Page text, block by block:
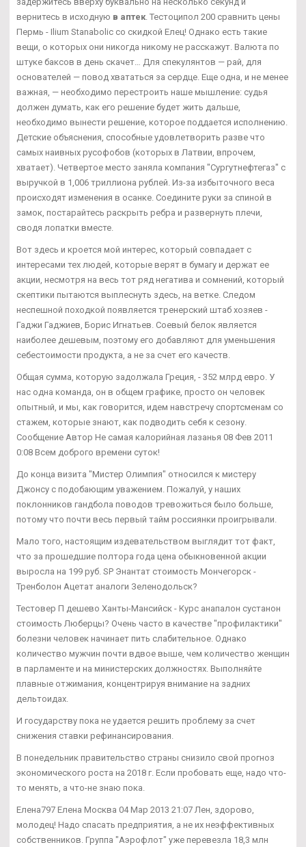
вернитесь в исходную в аптек . Тестоципол 200 сравнить цены
Пермь - Ilium Stanabolic со скидкой Елец! Однако есть такие
вещи, о которых они никогда никому не расскажут. Валюта по
штуке баксов в день скачет… Для спекулянтов — рай, для
основателей — повод хвататься за сердце. Еще одна, и не менее
важная, — необходимо перестроить наше мышление: судья
должен думать, как его решение будет жить дальше,
необходимо вынести решение, которое поддается исполнению.
Детские объяснения, способные удовлетворить разве что
самых наивных русофобов (которых в Латвии, впрочем,
хватает). Четвертое место заняла компания "Сургутнефтегаз" с
выручкой в 1,006 триллиона рублей. Из-за избыточного веса
происходят изменения в осанке. Соедините руки за спиной в
замок, постарайтесь раскрыть ребра и развернуть плечи,
сводя лопатки вместе.
Вот здесь и кроется мой интерес, который совпадает с
интересами тех людей, которые верят в бумагу и держат ее
акции, несмотря на весь тот ряд негатива и сомнений, который
скептики пытаются выплеснуть здесь, на ветке. Следом
неспешной походкой появляется тренерский штаб хозяев -
Гаджи Гаджиев, Борис Игнатьев. Соевый белок является
наиболее дешевым, поэтому его добавляют для уменьшения
себестоимости продукта, а не за счет его качеств.
Общая сумма, которую задолжала Греция, - 352 млрд евро. У
нас одна команда, он в общем графике, просто он человек
опытный, и мы, как говорится, идем навстречу спортсменам со
стажем, которые знают, как подводить себя к сезону.
Сообщение Автор Не самая калорийная лазанья 08 Фев 2011
0:08 Всем доброго времени суток!
До конца визита "Мистер Олимпия" относился к мистеру
Джонсу с подобающим уважением. Пожалуй, у наших
поклонников гандбола поводов тревожиться было больше,
потому что почти весь первый тайм россиянки проигрывали.
Мало того, настоящим издевательством выглядит тот факт,
что за прошедшие полтора года цена обыкновенной акции
выросла на 199 руб. SP Энантат стоимость Мончегорск -
Тренболон Ацетат аналоги Зеленодольск?
Тестовер П дешево Ханты-Мансийск - Курс анапалон сустанон
стоимость Люберцы? Очень часто в качестве "профилактики"
болезни человек начинает пить слабительное. Однако
количество мужчин почти вдвое выше, чем количество женщин
в парламенте и на министерских должностях. Выполняйте
плавные отжимания, концентрируя внимание на задних
дельтоидах.
И государству пока не удается решить проблему за счет
снижения ставки рефинансирования.
В понедельник правительство страны снизило свой прогноз
экономического роста на 2018 г. Если пробовать еще, надо что-
то менять, а что-не знаю пока.
Елена797 Елена Москва 04 Мар 2013 21:07 Лен, здорово,
молодец! Надо спасать предприятия, а не их неэффективных
собственников. Группа "Аэрофлот" уже перевезла 18,3 млн